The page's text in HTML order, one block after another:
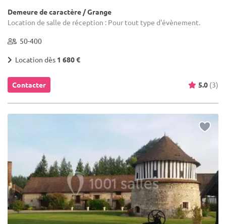
Demeure de caractère / Grange
Location de salle de réception : Pour tout type d'évènement.
50-400
Location dès 1 680 €
Contacter 5.0 (3)